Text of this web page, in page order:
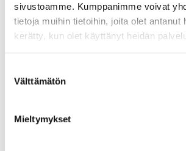
sivustoamme. Kumppanimme voivat
tietoja muihin tietoihin, joita olet antanut
kerätty, kun olet käyttänyt heidän
valinta
Välttämätön
Mieltymykset